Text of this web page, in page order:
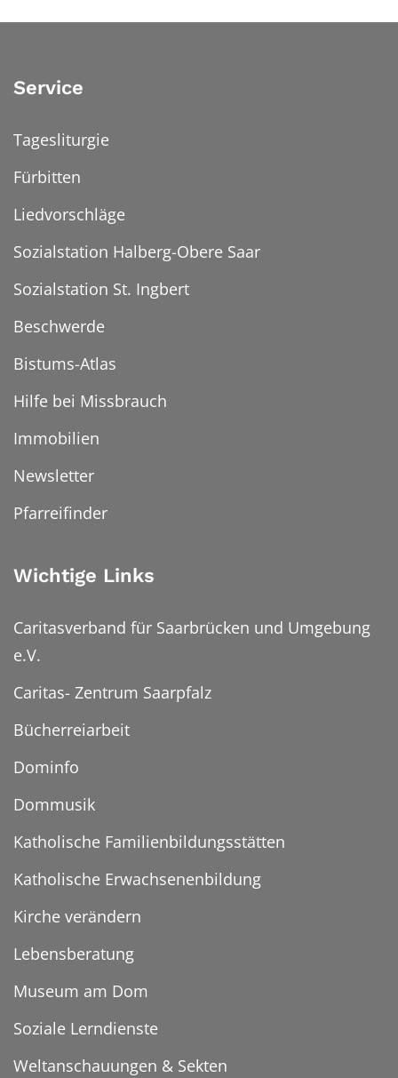
Service
Tagesliturgie
Fürbitten
Liedvorschläge
Sozialstation Halberg-Obere Saar
Sozialstation St. Ingbert
Beschwerde
Bistums-Atlas
Hilfe bei Missbrauch
Immobilien
Newsletter
Pfarreifinder
Wichtige Links
Caritasverband für Saarbrücken und Umgebung
e.V.
Caritas- Zentrum Saarpfalz
Bücherreiarbeit
Dominfo
Dommusik
Katholische Familienbildungsstätten
Katholische Erwachsenenbildung
Kirche verändern
Lebensberatung
Museum am Dom
Soziale Lerndienste
Weltanschauungen & Sekten